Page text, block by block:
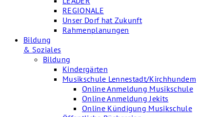
REGIONALE
Unser Dorf hat Zukunft
Rahmenplanungen
Bildung
& Soziales
Bildung
Kindergärten
Musikschule Lennestadt/Kirchhundem
Online Anmeldung Musikschule
Online Anmeldung Jekits
Online Kündigung Musikschule